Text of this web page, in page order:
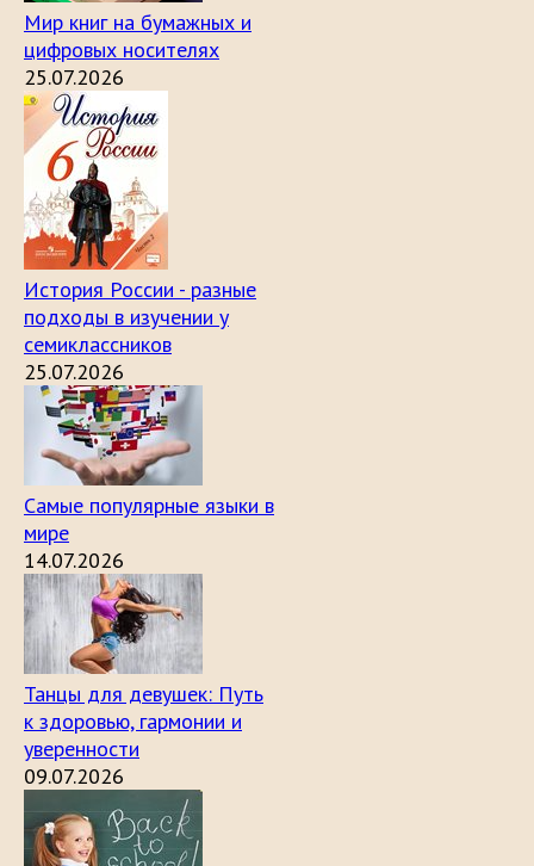
Мир книг на бумажных и
цифровых носителях
25.07.2026
История России - разные
подходы в изучении у
семиклассников
25.07.2026
Самые популярные языки в
мире
14.07.2026
Танцы для девушек: Путь
к здоровью, гармонии и
уверенности
09.07.2026